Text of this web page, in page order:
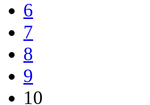
6
7
8
9
10